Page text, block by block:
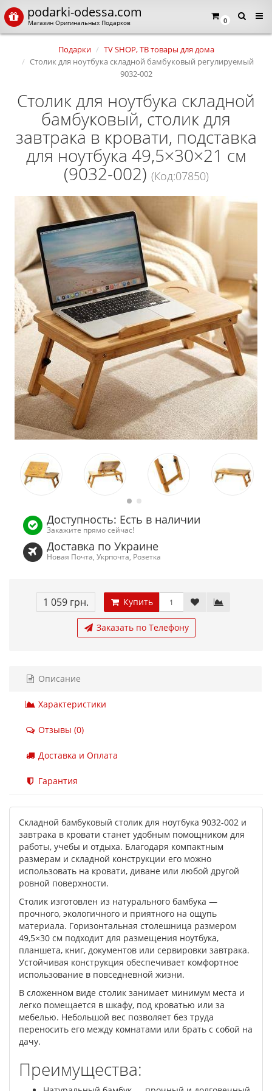
0
podarki-odessa.com
Магазин Оригинальных Подарков
Подарки
TV SHOP, ТВ товары для дома
Столик для ноутбука складной бамбуковый регулируемый
9032-002
Столик для ноутбука складной
бамбуковый, столик для
завтрака в кровати, подставка
для ноутбука 49,5×30×21 см
(9032-002) (Код:07850)
Доступность: Есть в наличии
Закажите прямо сейчас!
Доставка по Украине
Новая Почта, Укрпочта, Розетка
1 059 грн. Купить
Заказать по Телефону
Описание
Характеристики
Отзывы (0)
Доставка и Оплата
Гарантия
Складной бамбуковый столик для ноутбука 9032-002 и
завтрака в кровати станет удобным помощником для
работы, учебы и отдыха. Благодаря компактным
размерам и складной конструкции его можно
использовать на кровати, диване или любой другой
ровной поверхности.
Столик изготовлен из натурального бамбука —
прочного, экологичного и приятного на ощупь
материала. Горизонтальная столешница размером
49,5×30 см подходит для размещения ноутбука,
планшета, книг, документов или сервировки завтрака.
Устойчивая конструкция обеспечивает комфортное
использование в повседневной жизни.
В сложенном виде столик занимает минимум места и
легко помещается в шкафу, под кроватью или за
мебелью. Небольшой вес позволяет без труда
переносить его между комнатами или брать с собой на
дачу.
Преимущества: